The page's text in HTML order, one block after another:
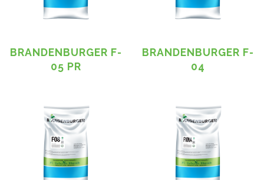
BRANDENBURGER F-
05 PR
BRANDENBURGER F-
04